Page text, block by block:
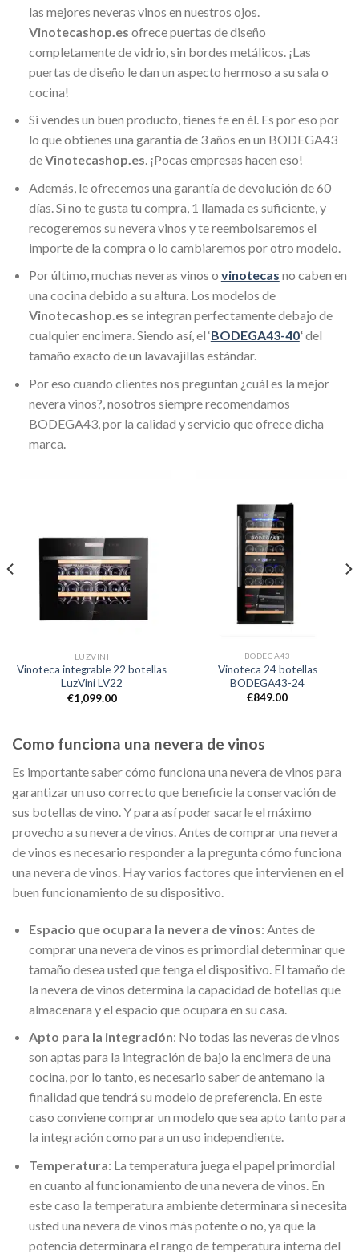
las mejores neveras vinos en nuestros ojos.
Vinotecashop.es ofrece puertas de diseño
completamente de vidrio, sin bordes metálicos. ¡Las
puertas de diseño le dan un aspecto hermoso a su sala o
cocina!
Si vendes un buen producto, tienes fe en él. Es por eso por
lo que obtienes una garantía de 3 años en un BODEGA43
deVinotecashop.es. ¡Pocas empresas hacen eso!
Además, le ofrecemos una garantía de devolución de 60
días. Si no te gusta tu compra, 1 llamada es suficiente, y
recogeremos su nevera vinos y te reembolsaremos el
importe de la compra o lo cambiaremos por otro modelo.
Por último, muchas neveras vinos o vinotecas no caben en
una cocina debido a su altura. Los modelos de
Vinotecashop.es se integran perfectamente debajo de
cualquier encimera. Siendo así, el ‘BODEGA43-40‘del
tamaño exacto de un lavavajillas estándar.
Por eso cuando clientes nos preguntan ¿cuál es la mejor
nevera vinos?, nosotros siempre recomendamos
BODEGA43, por la calidad y servicio que ofrece dicha
marca.
LUZVINI
Vinoteca integrable 22 botellas
LuzVini LV22
€1,099.00
BODEGA43
Vinoteca 24 botellas
BODEGA43-24
€849.00
Como funciona una nevera de vinos
Es importante saber cómo funciona una nevera de vinos para
garantizar un uso correcto que beneficie la conservación de
sus botellas de vino. Y para así poder sacarle el máximo
provecho a su nevera de vinos. Antes de comprar una nevera
de vinos es necesario responder a la pregunta cómo funciona
una nevera de vinos. Hay varios factores que intervienen en el
buen funcionamiento de su dispositivo.
Espacio que ocupara la nevera de vinos: Antes de
comprar una nevera de vinos es primordial determinar que
tamaño desea usted que tenga el dispositivo. El tamaño de
la nevera de vinos determina la capacidad de botellas que
almacenara y el espacio que ocupara en su casa.
Apto para la integración: No todas las neveras de vinos
son aptas para la integración de bajo la encimera de una
cocina, por lo tanto, es necesario saber de antemano la
finalidad que tendrá su modelo de preferencia. En este
caso conviene comprar un modelo que sea apto tanto para
la integración como para un uso independiente.
Temperatura: La temperatura juega el papel primordial
en cuanto al funcionamiento de una nevera de vinos. En
este caso la temperatura ambiente determinara si necesita
usted una nevera de vinos más potente o no, ya que la
potencia determinara el rango de temperatura interna del